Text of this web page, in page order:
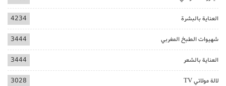
العناية بالبشرة 4234
شهيوات الطبخ المغربي 3444
العناية بالشعر 3444
لالة مولاتي TV 3028